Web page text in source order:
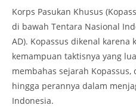
Korps Pasukan Khusus
di bawah Tentara Nasional
AD). Kopassus dikenal karena
kemampuan taktisnya yang
membahas sejarah
hingga perannya dalam
Indonesia.